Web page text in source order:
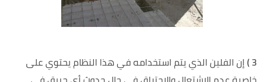
3 ) إن الفلين الذي يتم استخدامه في هذا النظام يحتوي على